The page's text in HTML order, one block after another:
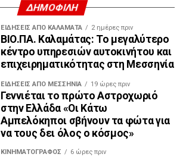
ΔΗΜΟΦΙΛΗ
ΕΙΔΗΣΕΙΣ ΑΠΟ ΚΑΛΑΜΑΤΑ 2 ημέρες πριν
ΒΙΟ.ΠΑ. Καλαμάτας: Το μεγαλύτερο
κέντρο υπηρεσιών αυτοκινήτου και
επιχειρηματικότητας στη Μεσσηνία
ΕΙΔΉΣΕΙΣ ΑΠΟ ΜΕΣΣΗΝΊΑ 19 ώρες πριν
Γεννιέται το πρώτο Αστροχωριό
στην Ελλάδα «Οι Κάτω
Αμπελόκηποι σβήνουν τα φώτα για
να τους δει όλος ο κόσμος»
ΚΙΝΗΜΑΤΟΓΡΆΦΟΣ 6 ώρες πριν